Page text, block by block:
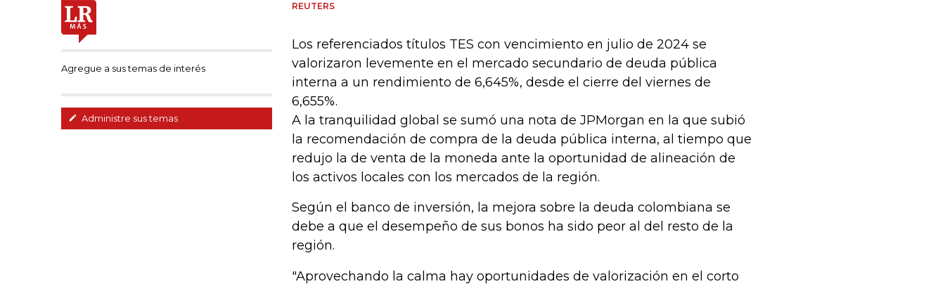
Agregue a sus temas de interés
Administre sus temas
REUTERS
Los referenciados títulos TES con vencimiento en julio de 2024 se
valorizaron levemente en el mercado secundario de deuda pública
interna a un rendimiento de 6,645%, desde el cierre del viernes de
6,655%.
A la tranquilidad global se sumó una nota de JPMorgan en la que subió
la recomendación de compra de la deuda pública interna, al tiempo que
redujo la de venta de la moneda ante la oportunidad de alineación de
los activos locales con los mercados de la región.
Según el banco de inversión, la mejora sobre la deuda colombiana se
debe a que el desempeño de sus bonos ha sido peor al del resto de la
región.
"Aprovechando la calma hay oportunidades de valorización en el corto